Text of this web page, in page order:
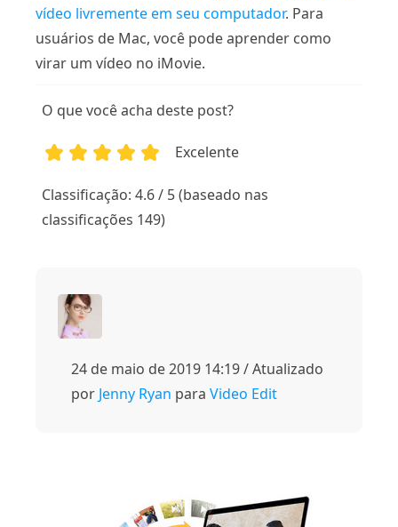
vídeo livremente em seu computador. Para
usuários de Mac, você pode aprender como
virar um vídeo no iMovie.
O que você acha deste post?
Excelente
Classificação: 4.6 / 5 (baseado nas
classificações 149)
24 de maio de 2019 14:19 / Atualizado
por Jenny Ryan para Video Edit